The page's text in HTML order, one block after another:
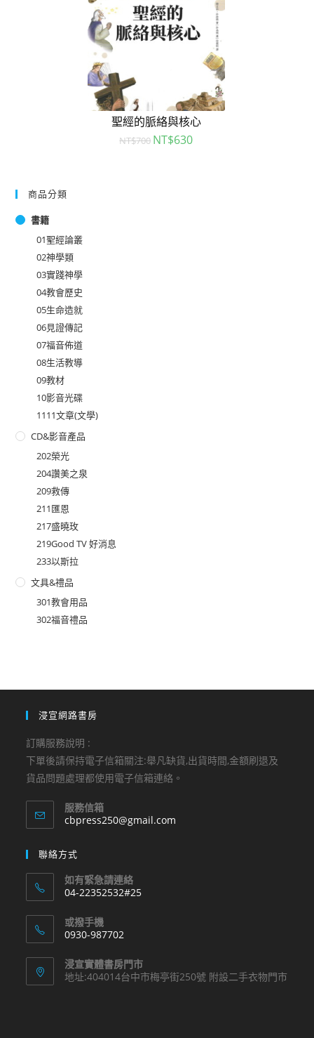
聖經的脈絡與核心
NT$700 NT$630
商品分類
書籍
01聖經論叢
02神學類
03實踐神學
04教會歷史
05生命造就
06見證傳記
07福音佈道
08生活教導
09教材
10影音光碟
1111文章(文學)
CD&影音產品
202榮光
204讚美之泉
209救傳
211匯恩
217盛曉玫
219Good TV 好消息
233以斯拉
文具&禮品
301教會用品
302福音禮品
浸宣網路書房
訂購服務說明 :
下單後請保持電子信箱關注:舉凡缺貨,出貨時間,金額刷退及
貨品問題處理都使用電子信箱連絡。
服務信箱
cbpress250@gmail.com
聯絡方式
如有緊急請連絡
04-22352532#25
in
your
application
或撥手機
0930-987702
in
your
浸宣實體書房門市
地址:404014台中市梅亭街250號 附設二手衣物門市